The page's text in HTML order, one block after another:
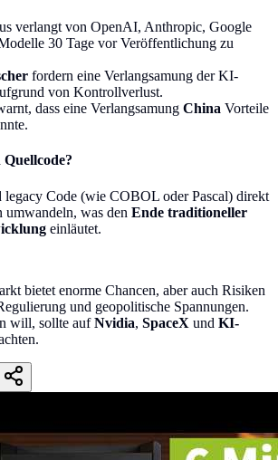
verlangt von OpenAI, Anthropic, Google
30 Tage vor Veröffentlichung zu
fordern eine Verlangsamung der KI-
von Kontrollverlust.
dass eine Verlangsamung China Vorteile
Code (wie COBOL oder Pascal) direkt
umwandeln, was den Ende traditioneller
einläutet.
bietet enorme Chancen, aber auch Risiken
und geopolitische Spannungen.
will, sollte aufNvidia, SpaceX und KI-